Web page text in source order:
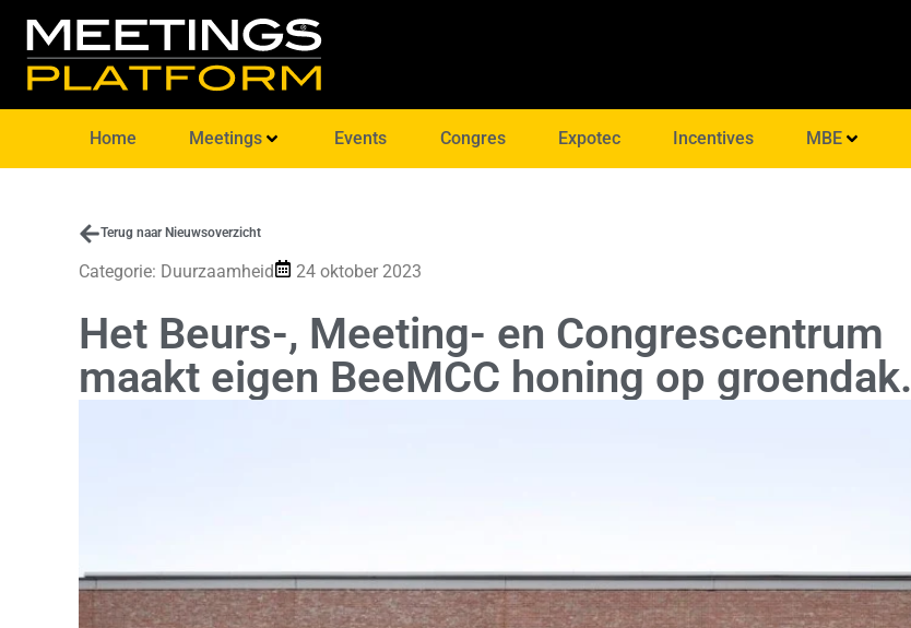
Home Meetings Events Congres Expotec Incentives MBE
Terug naar Nieuwsoverzicht
Categorie: Duurzaamheid 24 oktober 2023
Het Beurs-, Meeting- en Congrescentrum
maakt eigen BeeMCC honing op groendak.